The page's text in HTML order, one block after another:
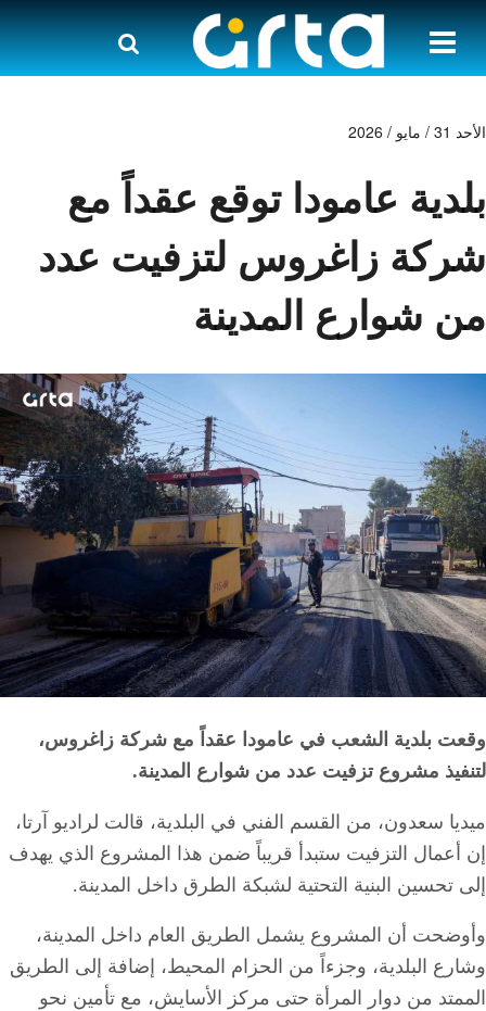
الأحد 31 / مايو / 2026
بلدية عامودا توقع عقداً مع
شركة زاغروس لتزفيت عدد
من شوارع المدينة
وقعت بلدية الشعب في عامودا عقداً مع شركة زاغروس،
لتنفيذ مشروع تزفيت عدد من شوارع المدينة.
ميديا سعدون، من القسم الفني في البلدية، قالت لراديو آرتا،
إن أعمال التزفيت ستبدأ قريباً ضمن هذا المشروع الذي يهدف
إلى تحسين البنية التحتية لشبكة الطرق داخل المدينة.
وأوضحت أن المشروع يشمل الطريق العام داخل المدينة،
وشارع البلدية، وجزءاً من الحزام المحيط، إضافة إلى الطريق
الممتد من دوار المرأة حتى مركز الأسايش، مع تأمين نحو